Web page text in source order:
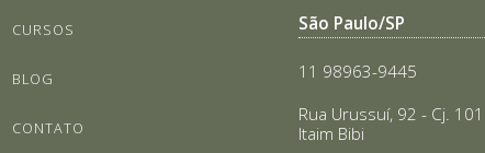
CURSOS
BLOG
CONTATO
São Paulo/SP
11 98963-9445
Rua Urussuí, 92 - Cj. 101
Itaim Bibi